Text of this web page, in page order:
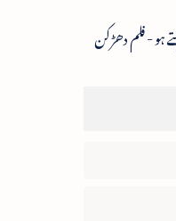
ہو - فلم دھڑکن